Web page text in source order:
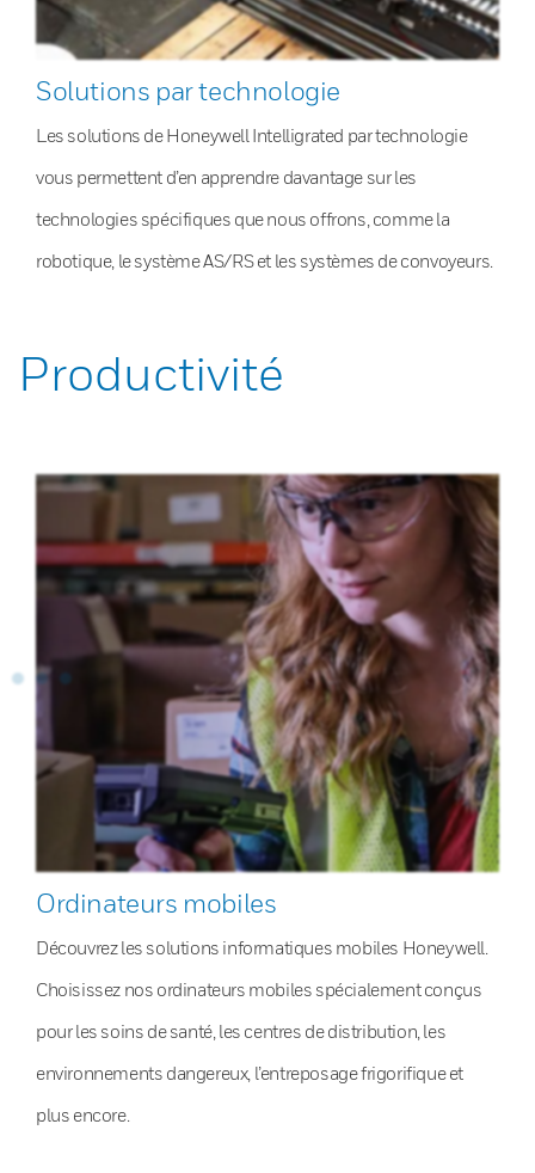
Solutions par technologie
Les solutions de Honeywell Intelligrated par technologie
vous permettent d’en apprendre davantage sur les
technologies spécifiques que nous offrons, comme la
robotique, le système AS/RS et les systèmes de convoyeurs.
Productivité
Ordinateurs mobiles
Découvrez les solutions informatiques mobiles Honeywell.
Choisissez nos ordinateurs mobiles spécialement conçus
pour les soins de santé, les centres de distribution, les
environnements dangereux, l’entreposage frigorifique et
plus encore.